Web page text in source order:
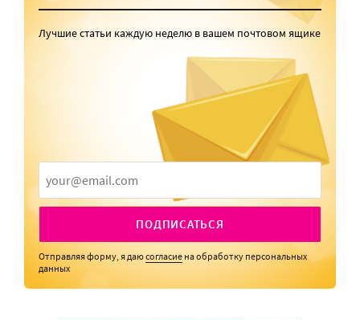
Лучшие статьи каждую неделю в вашем почтовом ящике
ПОДПИСАТЬСЯ
Отправляя форму, я даюсогласие на обработку персональных
данных